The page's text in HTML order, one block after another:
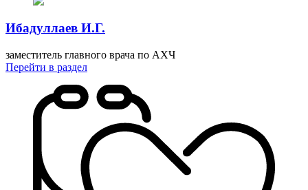
Ибадуллаев И.Г.
заместитель главного врача по АХЧ
Перейти в раздел